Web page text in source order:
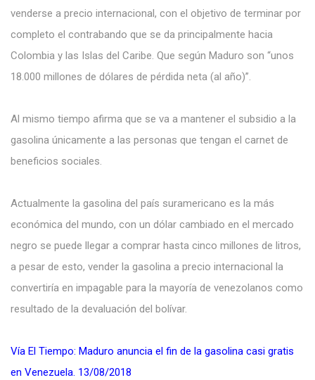
venderse a precio internacional, con el objetivo de terminar por
completo el contrabando que se da principalmente hacia
Colombia y las Islas del Caribe. Que según Maduro son “unos
18.000 millones de dólares de pérdida neta (al año)”.
Al mismo tiempo afirma que se va a mantener el subsidio a la
gasolina únicamente a las personas que tengan el carnet de
beneficios sociales.
Actualmente la gasolina del país suramericano es la más
económica del mundo, con un dólar cambiado en el mercado
negro se puede llegar a comprar hasta cinco millones de litros,
a pesar de esto, vender la gasolina a precio internacional la
convertiría en impagable para la mayoría de venezolanos como
resultado de la devaluación del bolívar.
Vía El Tiempo: Maduro anuncia el fin de la gasolina casi gratis
en Venezuela. 13/08/2018